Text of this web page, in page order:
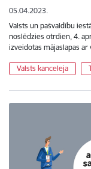
05.04.2023.
Valsts un pašvaldību
noslēdzies otrdien, 4.
izveidotas mājaslapas
Valsts kanceleja